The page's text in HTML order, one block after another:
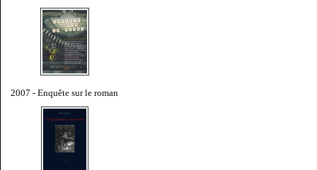
2007 - Enquête sur le roman